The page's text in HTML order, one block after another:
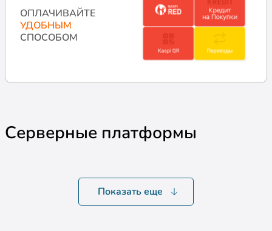
ОПЛАЧИВАЙТЕ
УДОБНЫМ
СПОСОБОМ
Серверные платформы
Показать еще